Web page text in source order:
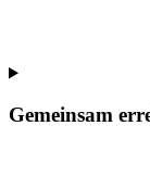
Gemeinsam